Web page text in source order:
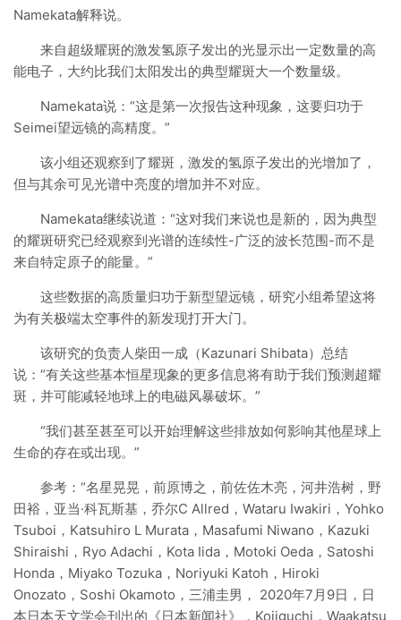
Namekata解释说。
来自超级耀斑的激发氢原子发出的光显示出一定数量的高
能电子，大约比我们太阳发出的典型耀斑大一个数量级。
Namekata说：“这是第一次报告这种现象，这要归功于
Seimei望远镜的高精度。”
该小组还观察到了耀斑，激发的氢原子发出的光增加了，
但与其余可见光谱中亮度的增加并不对应。
Namekata继续说道：“这对我们来说也是新的，因为典型
的耀斑研究已经观察到光谱的连续性-广泛的波长范围-而不是
来自特定原子的能量。”
这些数据的高质量归功于新型望远镜，研究小组希望这将
为有关极端太空事件的新发现打开大门。
该研究的负责人柴田一成（Kazunari Shibata）总结
说：“有关这些基本恒星现象的更多信息将有助于我们预测超耀
斑，并可能减轻地球上的电磁风暴破坏。”
“我们甚至甚至可以开始理解这些排放如何影响其他星球上
生命的存在或出现。”
参考：“名星晃晃，前原博之，前佐佐木亮，河井浩树，野
田裕，亚当·科瓦斯基，乔尔C Allred，Wataru Iwakiri，Yohko
Tsuboi，Katsuhiro L Murata，Masafumi Niwano，Kazuki
Shiraishi，Ryo Adachi，Kota Iida，Motoki Oeda，Satoshi
Honda，Miyako Tozuka，Noriyuki Katoh，Hiroki
Onozato，Soshi Okamoto，三浦圭男， 2020年7月9日，日
本日本天文学会刊出的《日本新闻社》，Kojiguchi，Waakatsu